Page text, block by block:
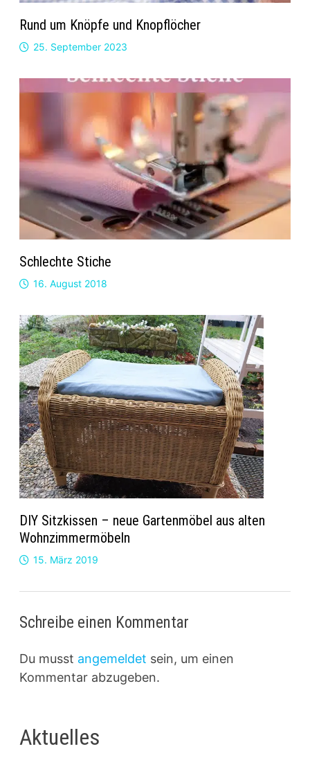
Rund um Knöpfe und Knopflöcher
25. September 2023
Schlechte Stiche
16. August 2018
DIY Sitzkissen – neue Gartenmöbel aus alten
Wohnzimmermöbeln
15. März 2019
Schreibe einen Kommentar
Du musst angemeldet sein, um einen
Kommentar abzugeben.
Aktuelles